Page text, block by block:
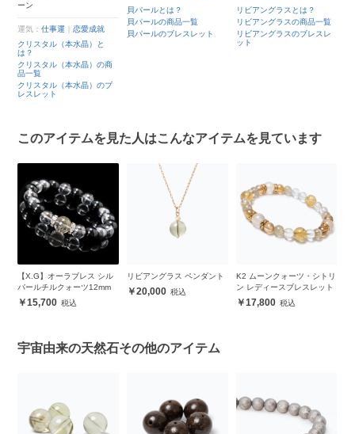
ーン
運気：仕事運 ｜恋愛成就
クリスタル（本水晶）と
は？
クリスタル（本水晶）の商
品一覧
クリスタル（本水晶）のブ
レスレット
貝パールとは？
貝パールの商品一覧
貝パールのブレスレット
リビアングラスとは？
リビアングラスの商品一覧
リビアングラスのブレスレ
ット
このアイテムを見た人はこんなアイテムを見ています
【X.G】オーラブレス シル
バールチルクォーツ12mm
15,700
リビアングラス ペンダント
20,000
K2 ムーンクォーツ・シトリ
ン レディースブレスレット
17,800
宇宙由来の天然石その他のアイテム